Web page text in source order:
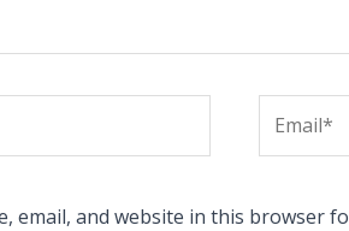
email, and website in this browser